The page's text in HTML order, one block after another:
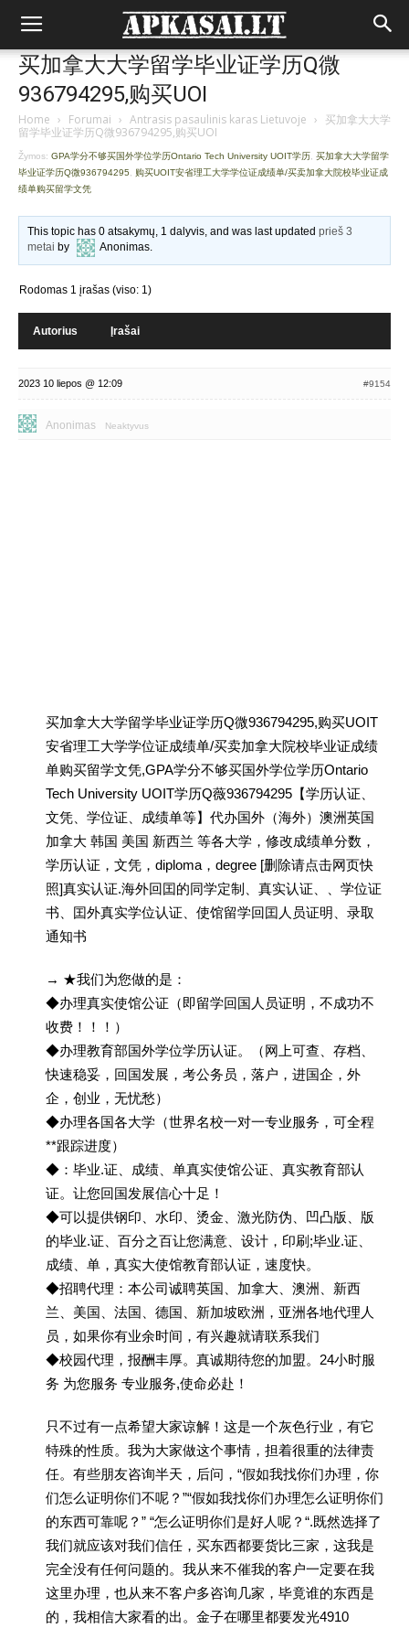
买加拿大大学留学毕业证学历Q微
936794295,购买UOI
Home › Forumai › Antrasis pasaulinis karas Lietuvoje › 买加拿大大学
留学毕业证学历Q微936794295,购买UOI
Žymos: GPA学分不够买国外学位学历Ontario Tech University UOIT学历 买加拿大大学留学
毕业证学历Q微936794295
购买UOIT安省理工大学学位证成绩单/买卖加拿大院校毕业证成
绩单购买留学文凭
This topic has 0 atsakymų, 1 dalyvis, and was last updatedprieš 3
metai by Anonimas.
Rodomas 1 įrašas (viso: 1)
Autorius Įrašai
2023 10 liepos @ 12:09 #9154
Anonimas Neaktyvus
买加拿大大学留学毕业证学历Q微936794295,购买UOIT
安省理工大学学位证成绩单/买卖加拿大院校毕业证成绩
单购买留学文凭,GPA学分不够买国外学位学历Ontario
Tech University UOIT学历Q薇936794295【学历认证、
文凭、学位证、成绩单等】代办国外（海外）澳洲英国
加拿大 韩国 美国 新西兰 等各大学，修改成绩单分数，
学历认证，文凭，diploma，degree [删除请点击网页快
照]真实认证.海外回囯的同学定制、真实认证、、学位证
书、囯外真实学位认证、使馆留学回囯人员证明、录取
通知书
→ ★我们为您做的是：
◆办理真实使馆公证（即留学回国人员证明，不成功不
收费！！！）
◆办理教育部国外学位学历认证。（网上可查、存档、
快速稳妥，回国发展，考公务员，落户，进国企，外
企，创业，无忧愁）
◆办理各国各大学（世界名校一对一专业服务，可全程
**跟踪进度）
◆：毕业.证、成绩、单真实使馆公证、真实教育部认
证。让您回国发展信心十足！
◆可以提供钢印、水印、烫金、激光防伪、凹凸版、版
的毕业.证、百分之百让您满意、设计，印刷;毕业.证、
成绩、单，真实大使馆教育部认证，速度快。
◆招聘代理：本公司诚聘英国、加拿大、澳洲、新西
兰、美国、法国、德国、新加坡欧洲，亚洲各地代理人
员，如果你有业余时间，有兴趣就请联系我们
◆校园代理，报酬丰厚。真诚期待您的加盟。24小时服
务 为您服务 专业服务,使命必赴！
只不过有一点希望大家谅解！这是一个灰色行业，有它
特殊的性质。我为大家做这个事情，担着很重的法律责
任。有些朋友咨询半天，后问，“假如我找你们办理，你
们怎么证明你们不呢？”“假如我找你们办理怎么证明你们
的东西可靠呢？” “怎么证明你们是好人呢？“.既然选择了
我们就应该对我们信任，买东西都要货比三家，这我是
完全没有任何问题的。我从来不催我的客户一定要在我
这里办理，也从来不客户多咨询几家，毕竟谁的东西是
的，我相信大家看的出。金子在哪里都要发光4910